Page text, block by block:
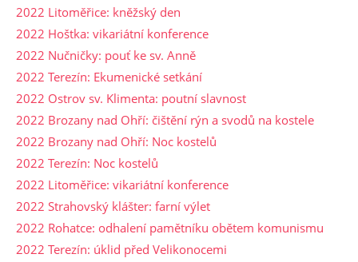
2022 Litoměřice: kněžský den
2022 Hoštka: vikariátní konference
2022 Nučničky: pouť ke sv. Anně
2022 Terezín: Ekumenické setkání
2022 Ostrov sv. Klimenta: poutní slavnost
2022 Brozany nad Ohří: čištění rýn a svodů na kostele
2022 Brozany nad Ohří: Noc kostelů
2022 Terezín: Noc kostelů
2022 Litoměřice: vikariátní konference
2022 Strahovský klášter: farní výlet
2022 Rohatce: odhalení pamětníku obětem komunismu
2022 Terezín: úklid před Velikonocemi